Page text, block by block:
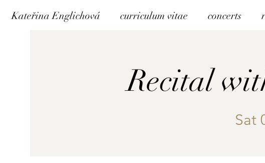
Kateřina Englichová curriculum vitae concerts
Recital
Sat